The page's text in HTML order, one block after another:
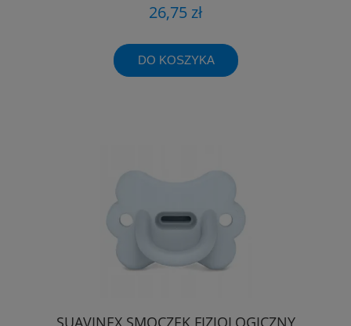
26,75 zł
DO KOSZYKA
SUAVINEX SMOCZEK FIZJOLOGICZNY